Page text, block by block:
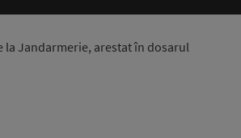
la Jandarmerie, arestat în dosarul